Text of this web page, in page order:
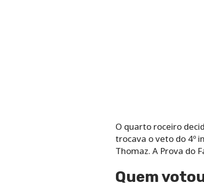
O quarto roceiro
trocava o veto do 4º
Thomaz. A Prova do
Quem